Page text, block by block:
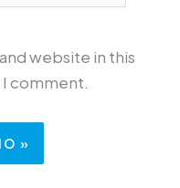
website in this
comment.